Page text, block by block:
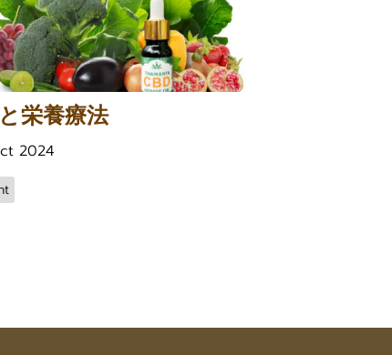
栄養療法
2024